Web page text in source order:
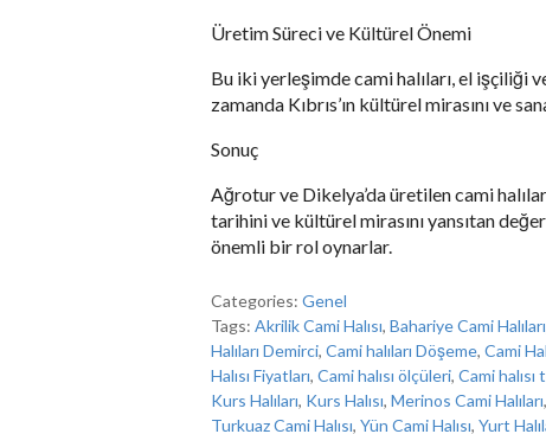
Üretim Süreci ve Kültürel Önemi
Bu iki yerleşimde cami halıları, el işçiliği
zamanda Kıbrıs’ın kültürel mirasını ve
Sonuç
Ağrotur ve Dikelya’da üretilen cami
tarihini ve kültürel mirasını yansıtan
önemli bir rol oynarlar.
Categories: Genel
Tags: Akrilik Cami Halısı, Bahariye Cami Halıları
Halıları Demirci, Cami halıları Döşeme, Cami
Halısı Fiyatları, Cami halısı ölçüleri, Cami halısı
Kurs Halıları, Kurs Halısı, Merinos Cami Halıları,
Turkuaz Cami Halısı, Yün Cami Halısı, Yurt